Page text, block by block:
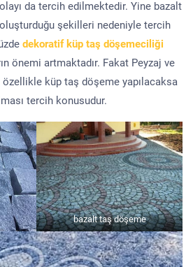
da tercih edilmektedir. Yine bazalt
oluşturduğu şekilleri nedeniyle tercih
dekoratif küp taş döşemeciliği
önemi artmaktadır. Fakat Peyzaj ve
küp taş döşeme yapılacaksa
tercih konusudur.
bazalt taş döşeme